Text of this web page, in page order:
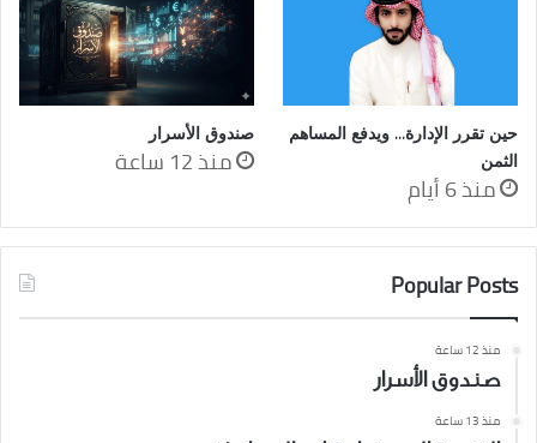
حين تقرر الإدارة… ويدفع المساهم
الثمن
منذ 6 أيام
صندوق الأسرار
منذ 12 ساعة
Popular Posts
منذ 12 ساعة
صندوق الأسرار
منذ 13 ساعة